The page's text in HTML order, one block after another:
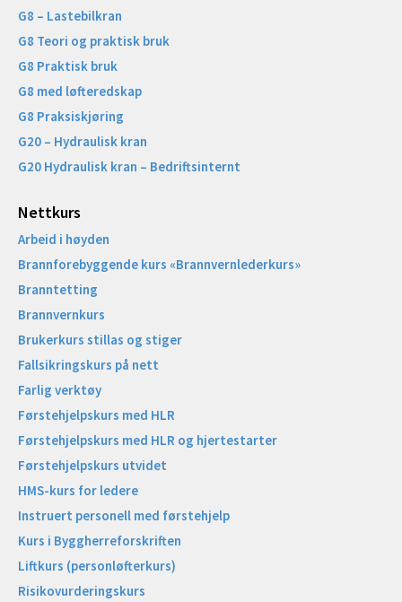
G8 – Lastebilkran
G8 Teori og praktisk bruk
G8 Praktisk bruk
G8 med løfteredskap
G8 Praksiskjøring
G20 – Hydraulisk kran
G20 Hydraulisk kran – Bedriftsinternt
Nettkurs
Arbeid i høyden
Brannforebyggende kurs «Brannvernlederkurs»
Branntetting
Brannvernkurs
Brukerkurs stillas og stiger
Fallsikringskurs på nett
Farlig verktøy
Førstehjelpskurs med HLR
Førstehjelpskurs med HLR og hjertestarter
Førstehjelpskurs utvidet
HMS-kurs for ledere
Instruert personell med førstehjelp
Kurs i Byggherreforskriften
Liftkurs (personløfterkurs)
Risikovurderingskurs